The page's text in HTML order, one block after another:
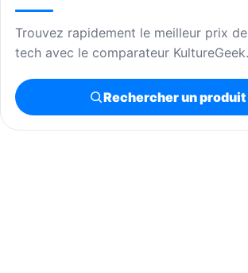
Trouvez rapidement le meilleur prix
tech avec le comparateur KultureGeek.
Rechercher un produit